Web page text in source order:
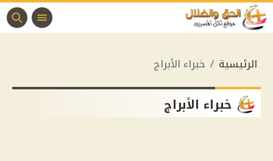
الرئيسية خبراء الأبراج
خبراء الأبراج